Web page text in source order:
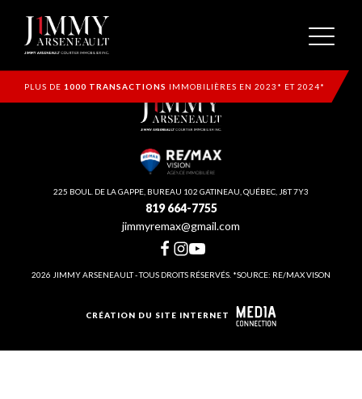
PLUS DE 1000 TRANSACTIONS IMMOBILIÈRES EN 2023* ET 2024*
225 BOUL. DE LA GAPPE, BUREAU 102 GATINEAU, QUÉBEC, J8T 7Y3
819 664-7755
jimmyremax@gmail.com
2026 JIMMY ARSENEAULT - TOUS DROITS RÉSERVÉS. *SOURCE: RE/MAX VISON
CRÉATION DU SITE INTERNET